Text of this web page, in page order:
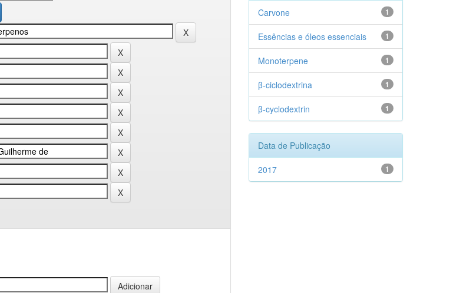
1
Carvone
1
Essências e óleos essenciais
1
Monoterpene
1
β-ciclodextrina
1
β-cyclodextrin
Data de Publicação
1
2017